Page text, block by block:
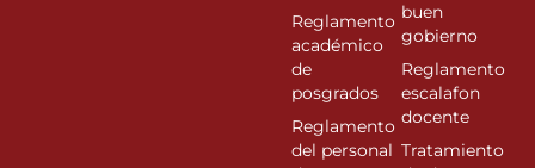
Reglamento
académico
de
posgrados
Reglamento
del personal
buen
gobierno
Reglamento
escalafon
docente
Tratamiento